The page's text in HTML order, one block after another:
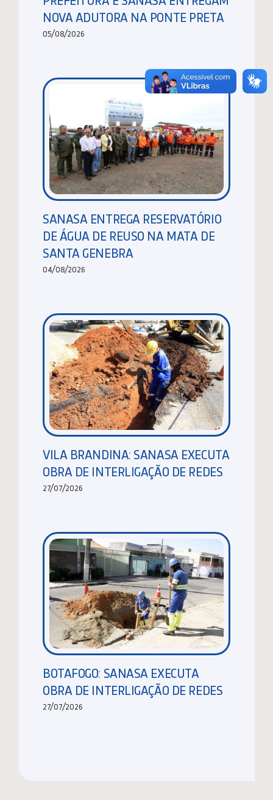
NOVA ADUTORA NA PONTE PRETA
05/08/2026
SANASA ENTREGA RESERVATÓRIO
DE ÁGUA DE REUSO NA MATA DE
SANTA GENEBRA
04/08/2026
VILA BRANDINA: SANASA EXECUTA
OBRA DE INTERLIGAÇÃO DE REDES
27/07/2026
BOTAFOGO: SANASA EXECUTA
OBRA DE INTERLIGAÇÃO DE REDES
27/07/2026